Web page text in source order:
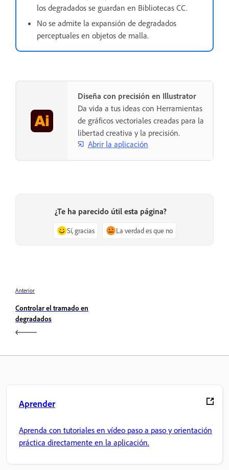
los degradados se guardan en Bibliotecas CC.
No se admite la expansión de degradados
perceptuales en objetos de malla.
Diseña con precisión en Illustrator
Da vida a tus ideas con Herramientas
de gráficos vectoriales creadas para la
libertad creativa y la precisión.
Abrir la aplicación
¿Te ha parecido útil esta página?
Sí, gracias La verdad es que no
Anterior
Controlar el tramado en
degradados
Aprender
Aprenda con tutoriales en vídeo paso a paso y orientación
práctica directamente en la aplicación.